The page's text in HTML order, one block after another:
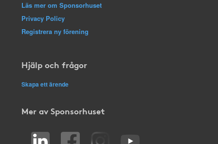
Läs mer om Sponsorhuset
Privacy Policy
Registrera ny förening
Hjälp och frågor
Skapa ett ärende
Mer av Sponsorhuset